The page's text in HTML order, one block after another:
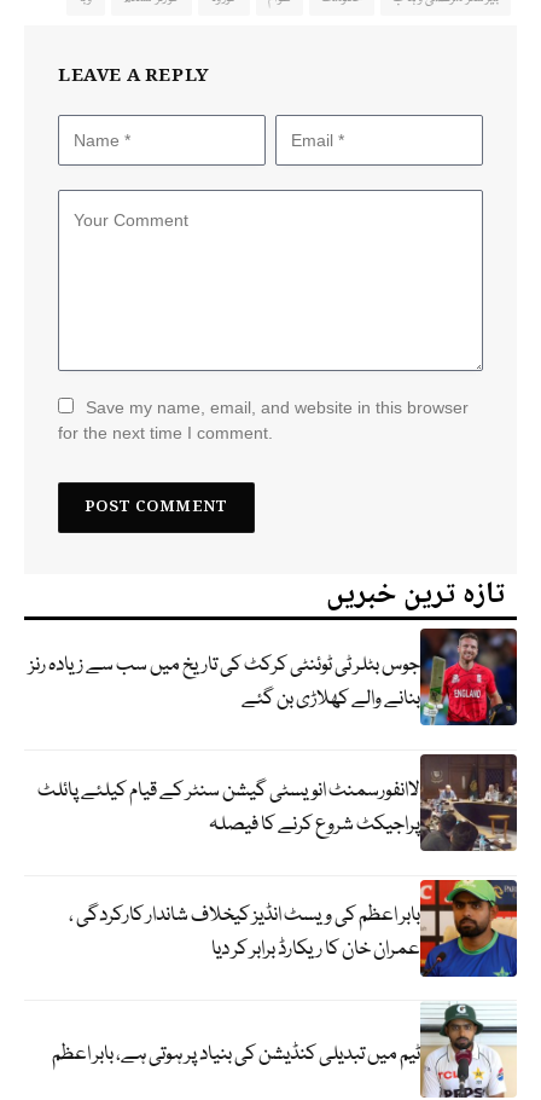
LEAVE A REPLY
Save my name, email, and website in this browser
for the next time I comment.
تازہ ترین خبریں
جوس بٹلر ٹی ٹوئنٹی کرکٹ کی تاریخ میں سب سے زیادہ رنز
بنانے والے کھلاڑی بن گئے
لاانفورسمنٹ انویسٹی گیشن سنٹر کے قیام کیلئے پائلٹ
پراجیکٹ شروع کرنے کا فیصلہ
بابر اعظم کی ویسٹ انڈیز کیخلاف شاندار کارکردگی ،
عمران خان کا ریکارڈ برابر کر دیا
ٹیم میں تبدیلی کنڈیشن کی بنیاد پر ہوتی ہے، بابر اعظم